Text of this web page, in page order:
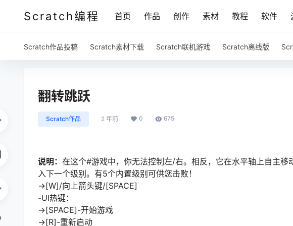
Scratch编程 首页 作品 创作 素材 教程 软件
Scratch作品投稿 Scratch素材下载 Scratch联机游戏 Scratch离线版
翻转跳跃
Scratch作品 2 年前 0 675
说明： 在这个#游戏中，你无法控制左/右。相反，它在水平轴上自主
入下一个级别。有5个内置级别可供您击败！
->[W]/向上箭头键/[SPACE]
-UI热键：
->[SPACE]-开始游戏
->[R]-重新启动